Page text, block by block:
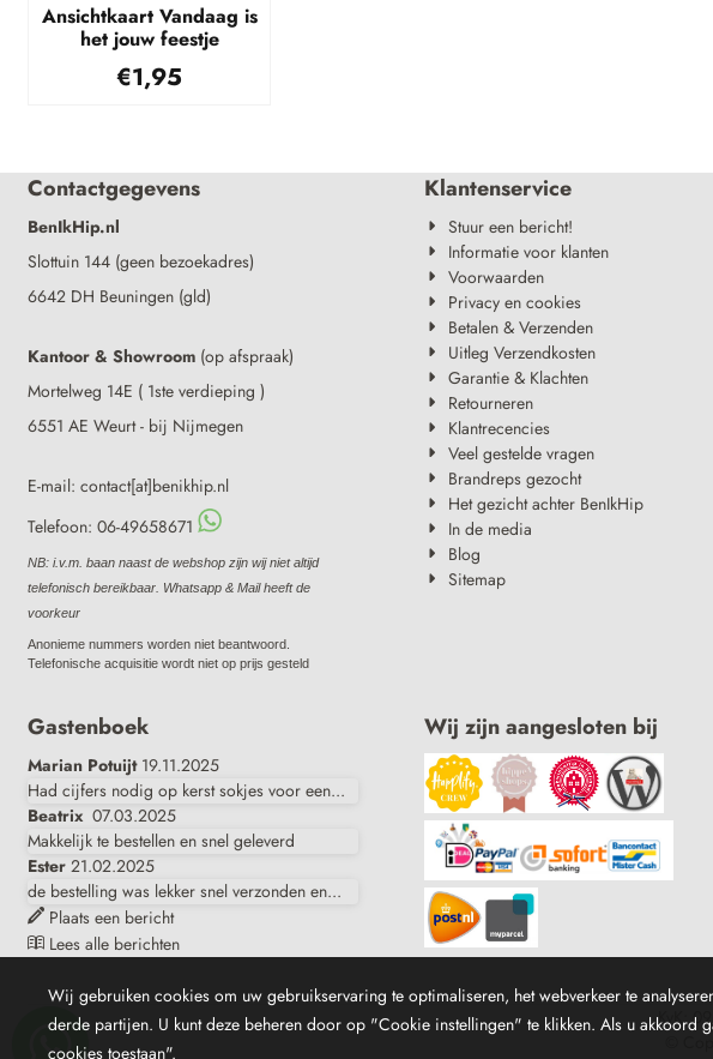
Ansichtkaart Vandaag is
het jouw feestje
€1,95
Contactgegevens
BenIkHip.nl
Slottuin 144 (geen bezoekadres)
6642 DH Beuningen (gld)
Kantoor & Showroom (op afspraak)
Mortelweg 14E ( 1ste verdieping )
6551 AE Weurt - bij Nijmegen
E-mail: contact[at]benikhip.nl
Telefoon: 06-49658671
NB: i.v.m. baan naast de webshop zijn wij niet altijd
telefonisch bereikbaar. Whatsapp & Mail heeft de
voorkeur
Anonieme nummers worden niet beantwoord.
Telefonische acquisitie wordt niet op prijs gesteld
Klantenservice
Stuur een bericht!
Informatie voor klanten
Voorwaarden
Privacy en cookies
Betalen & Verzenden
Uitleg Verzendkosten
Garantie & Klachten
Retourneren
Klantrecencies
Veel gestelde vragen
Brandreps gezocht
Het gezicht achter BenIkHip
In de media
Blog
Sitemap
Gastenboek
Marian Potuijt 19.11.2025
Had cijfers nodig op kerst sokjes voor een...
Beatrix 07.03.2025
Makkelijk te bestellen en snel geleverd
Ester 21.02.2025
de bestelling was lekker snel verzonden en...
Plaats een bericht
Lees alle berichten
Wij zijn aangesloten bij
KvK:
©
Wij gebruiken cookies om uw gebruikservaring te optimaliseren, het webverkeer te
derde partijen. U kunt deze beheren door op "Cookie instellingen" te klikken. Als u akkoord
cookies toestaan".